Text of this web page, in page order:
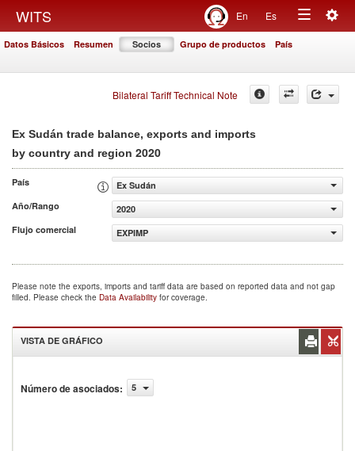
WITS En Es
Toggle
Datos Básicos Resumen Socios Grupo de productos País
Bilateral Tariff Technical Note
Ex Sudán trade balance, exports and imports
by country and region 2020
País
Ex Sudán
Año/Rango
2020
Flujo comercial
EXPIMP
Please note the exports, imports and tariff data are based on reported data and not gap
filled. Please check the Data Availability for coverage.
VISTA DE GRÁFICO
Número de asociados: 5